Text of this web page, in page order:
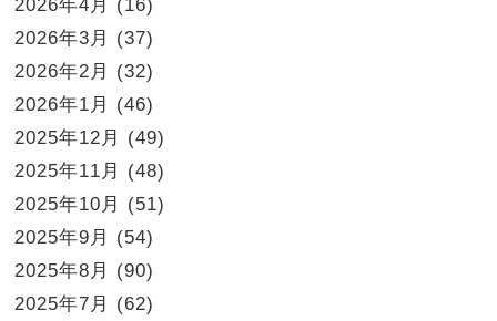
2026年4月
(16)
2026年3月
(37)
2026年2月
(32)
2026年1月
(46)
2025年12月
(49)
2025年11月
(48)
2025年10月
(51)
2025年9月
(54)
2025年8月
(90)
2025年7月
(62)